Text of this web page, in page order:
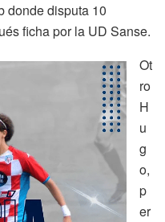
donde disputa 10
ficha por la UD Sanse.
Ot
ro
H
u
g
o,
p
er